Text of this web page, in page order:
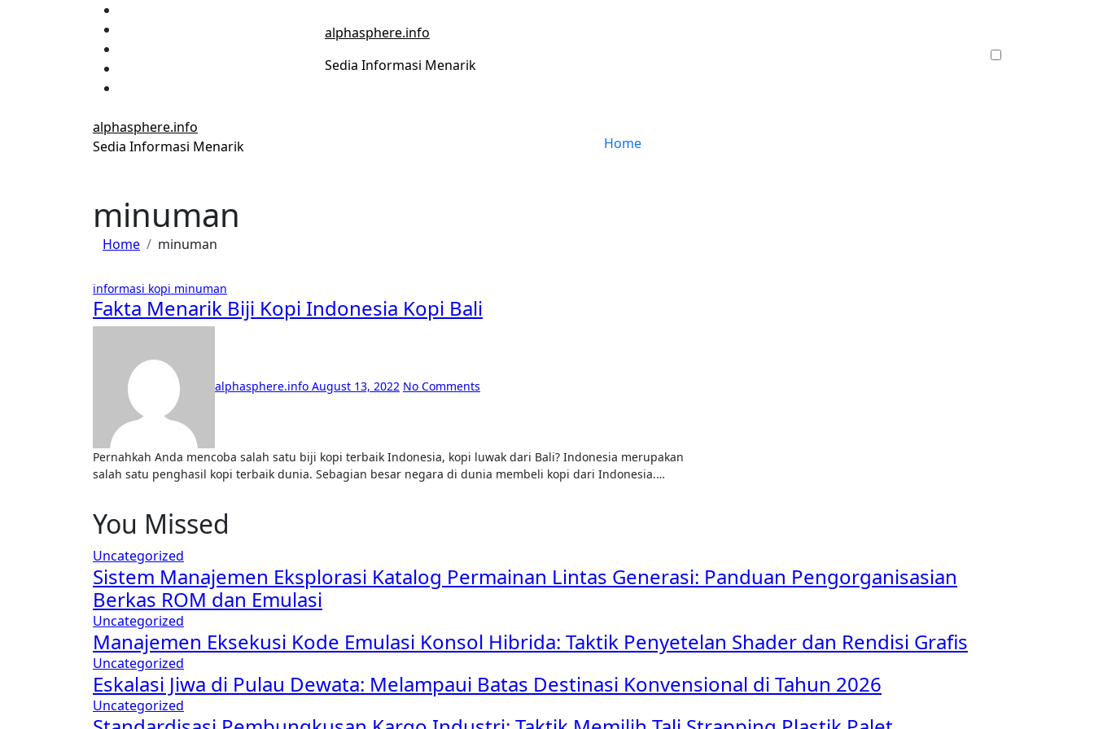
alphasphere.info
Sedia Informasi Menarik
alphasphere.info
Sedia Informasi Menarik
Home
minuman
Home minuman
informasi kopi minuman
Fakta Menarik Biji Kopi Indonesia Kopi Bali
alphasphere.info August 13, 2022 No Comments
Pernahkah Anda mencoba salah satu biji kopi terbaik Indonesia, kopi luwak dari Bali? Indonesia merupakan
salah satu penghasil kopi terbaik dunia. Sebagian besar negara di dunia membeli kopi dari Indonesia.…
You Missed
Uncategorized
Sistem Manajemen Eksplorasi Katalog Permainan Lintas Generasi: Panduan Pengorganisasian
Berkas ROM dan Emulasi
Uncategorized
Manajemen Eksekusi Kode Emulasi Konsol Hibrida: Taktik Penyetelan Shader dan Rendisi Grafis
Uncategorized
Eskalasi Jiwa di Pulau Dewata: Melampaui Batas Destinasi Konvensional di Tahun 2026
Uncategorized